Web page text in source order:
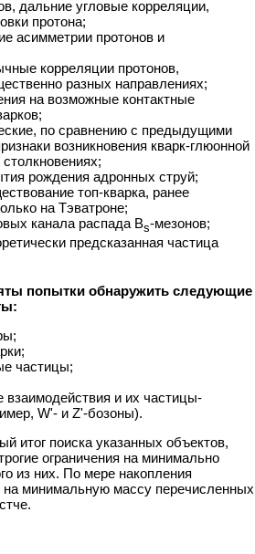
дальние угловые корреляции,
протона;
асимметрии протонов и
корреляции протонов,
разных направлениях;
на возможные контактные
по сравнению с предыдущими
возникновения кварк-глюонной
рождения адронных струй;
топ-кварка, ранее
на Тэватроне;
канала распада Bs-мезонов;
предсказанная частица
попытки обнаружить следующие
частицы;
взаимодействия и их частицы-
W'- и Z'-бозоны).
итог поиска указанных объектов,
ограничения на минимально
из них. По мере накопления
на минимальную массу перечисленных